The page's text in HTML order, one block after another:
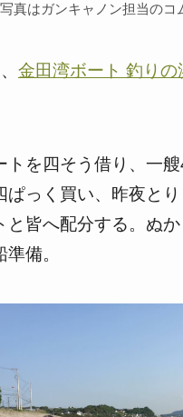
写真はガンキャノン担当のコ
金田湾ボート 釣りの
トを四そう借り、一
ぱっく買い、昨夜と
と皆へ配分する。ぬ
備。